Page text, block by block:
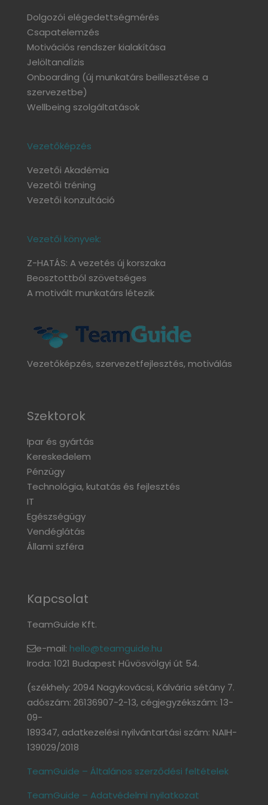
Dolgozói elégedettségmérés
Csapatelemzés
Motivációs rendszer kialakítása
Jelöltanalízis
Onboarding (új munkatárs beillesztése a
szervezetbe)
Wellbeing szolgáltatások
Vezetőképzés
Vezetői Akadémia
Vezetői tréning
Vezetői konzultáció
Vezetői könyvek:
Z-HATÁS: A vezetés új korszaka
Beosztottból szövetséges
A motivált munkatárs létezik
Vezetőképzés, szervezetfejlesztés, motiválás
Szektorok
Ipar és gyártás
Kereskedelem
Pénzügy
Technológia, kutatás és fejlesztés
IT
Egészségügy
Vendéglátás
Állami szféra
Kapcsolat
TeamGuide Kft.
e-mail: hello@teamguide.hu
Iroda: 1021 Budapest Hűvösvölgyi út 54.
(székhely: 2094 Nagykovácsi, Kálvária sétány 7.
adószám: 26136907-2-13, cégjegyzékszám: 13-
09-
189347, adatkezelési nyilvántartási szám: NAIH-
139029/2018
TeamGuide – Általános szerződési feltételek
TeamGuide – Adatvédelmi nyilatkozat